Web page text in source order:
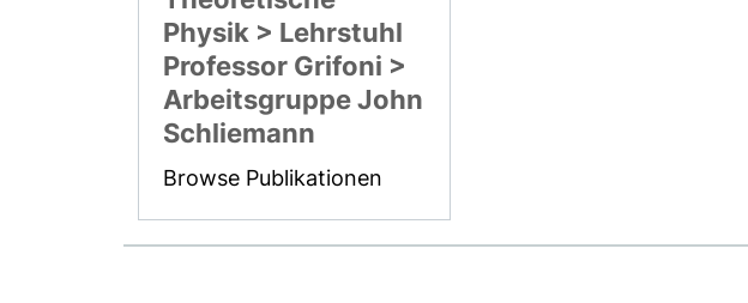
Physik > Lehrstuhl
Professor Grifoni >
Arbeitsgruppe John
Schliemann
Browse Publikationen